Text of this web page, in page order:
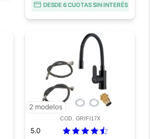
DESDE 6 CUOTAS SIN INTERÉS
2 modelos
COD. GRIFI17X
5.0